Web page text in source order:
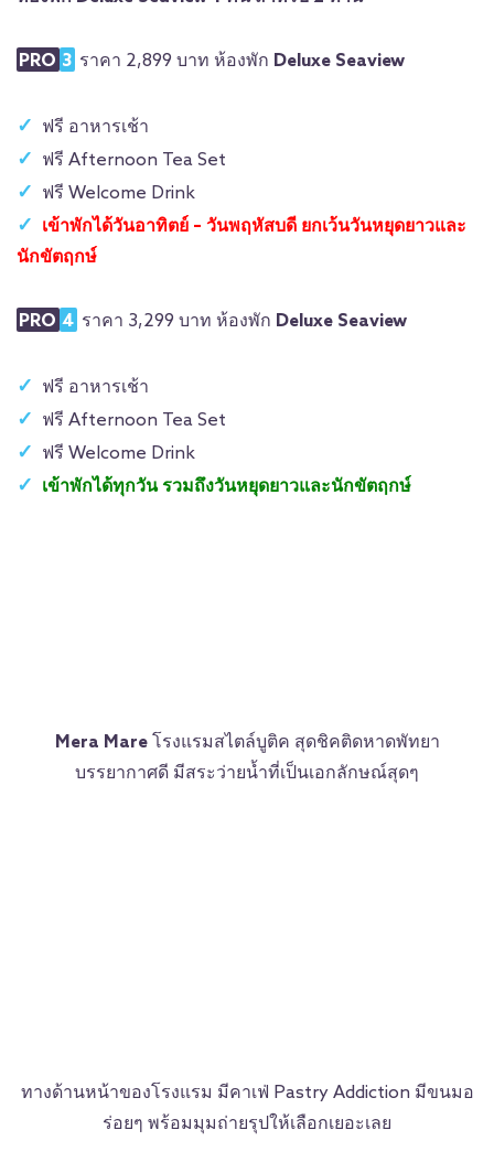
PRO 3 ราคา 2,899 บาท ห้องพัก Deluxe Seaview
ฟรี อาหารเช้า
ฟรี Afternoon Tea Set
ฟรี Welcome Drink
เข้าพักได้วันอาทิตย์ – วันพฤหัสบดี ยกเว้นวันหยุดยาวและ
นักขัตฤกษ์
PRO 4 ราคา 3,299 บาท ห้องพัก Deluxe Seaview
ฟรี อาหารเช้า
ฟรี Afternoon Tea Set
ฟรี Welcome Drink
เข้าพักได้ทุกวัน รวมถึงวันหยุดยาวและนักขัตฤกษ์
Mera Mareโรงแรมสไตล์บูติค สุดชิคติดหาดพัทยา
บรรยากาศดี มีสระว่ายน้ำที่เป็นเอกลักษณ์สุดๆ
ทางด้านหน้าของโรงแรม มีคาเฟ่ Pastry Addiction มีขนมอ
ร่อยๆ พร้อมมุมถ่ายรุปให้เลือกเยอะเลย